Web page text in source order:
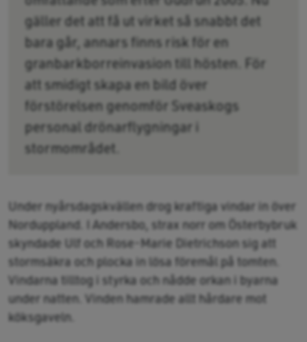
gäller det att få ut virket så snabbt det
bara går, annars finns risk för en
granbarkborreinvasion till hösten. För
att smidigt skapa en bild över
förstörelsen genomför Sveaskogs
personal drönarflygningar i
stormområdet. ​
Under nyårsdagskvällen drog kraftiga vindar in över
Norduppland. I Andersbo, strax norr om Österbybruk
skyndade Ulf och Rose-Marie Dietrichson sig att
stormsäkra och plocka in lösa föremål på tomten.
Vindarna tilltog i styrka och nådde orkan i byarna
under natten. Vinden hamrade allt hårdare mot
köksgaveln.